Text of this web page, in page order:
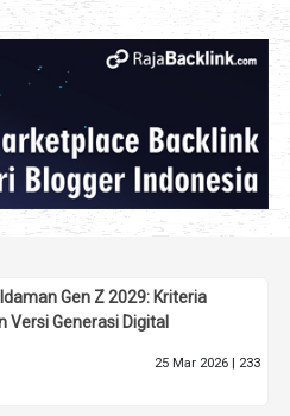
Gen Z 2029: Kriteria
Versi Generasi Digital
25 Mar 2026 | 233